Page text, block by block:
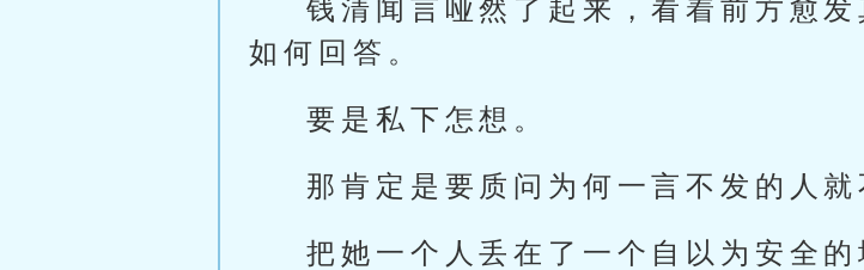
钱清闻言哑然了起来，看着前方愈
如何回答。
要是私下怎想。
那肯定是要质问为何一言不发的人就
把她一个人丢在了一个自以为安全的